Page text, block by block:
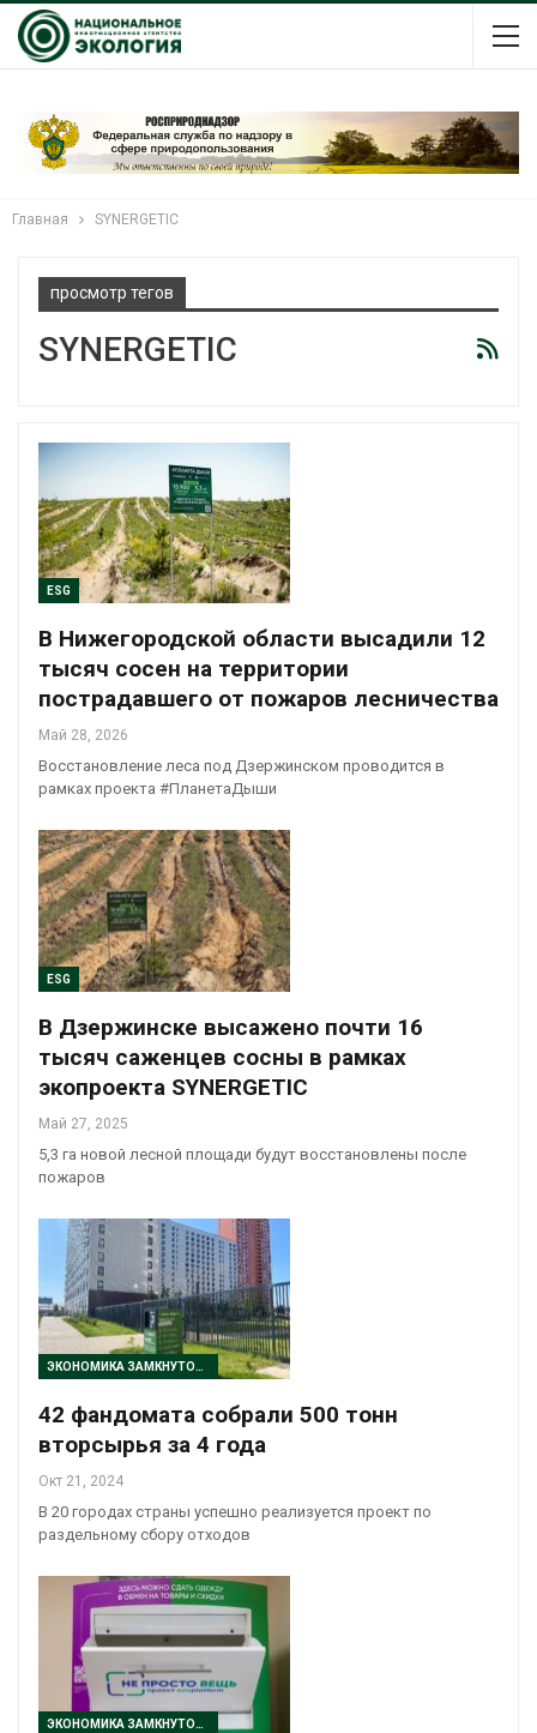
Главная SYNERGETIC
просмотр тегов
SYNERGETIC
ESG
В Нижегородской области высадили 12
тысяч сосен на территории
пострадавшего от пожаров лесничества
Май 28, 2026
Восстановление леса под Дзержинском проводится в
рамках проекта #ПланетаДыши
ESG
В Дзержинске высажено почти 16
тысяч саженцев сосны в рамках
экопроекта SYNERGETIC
Май 27, 2025
5,3 га новой лесной площади будут восстановлены после
пожаров
ЭКОНОМИКА ЗАМКНУТОГО ЦИКЛА
42 фандомата собрали 500 тонн
вторсырья за 4 года
Окт 21, 2024
В 20 городах страны успешно реализуется проект по
раздельному сбору отходов
ЭКОНОМИКА ЗАМКНУТОГО ЦИКЛА